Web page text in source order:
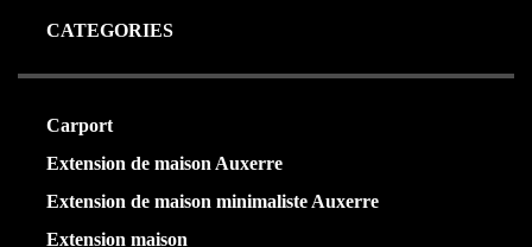
CATEGORIES
Carport
Extension de maison Auxerre
Extension de maison minimaliste Auxerre
Extension maison